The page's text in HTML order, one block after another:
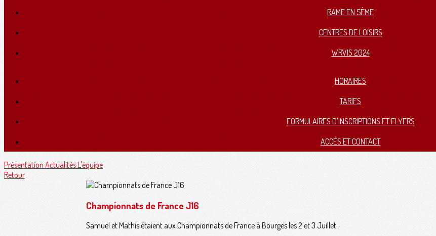
RAME EN 5ÈME
CENTRES DE LOISIRS
WRVIS 2024
HORAIRES
TARIFS
FORMULAIRES D'INSCRIPTIONS ET FLYERS
ACCÈS ET CONTACT
Présentation ActualitésL'équipe
Retour
Championnats de France J16
Samuel et Mathis étaient aux Championnats de France à Bourges les 2 et 3 Juillet.